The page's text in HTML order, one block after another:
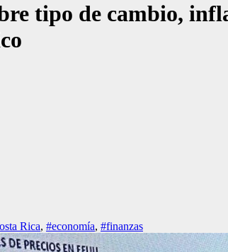
tipo de cambio,
Rica, #economía, #finanzas